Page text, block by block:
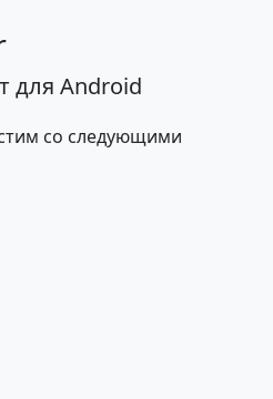
для Android
со следующими